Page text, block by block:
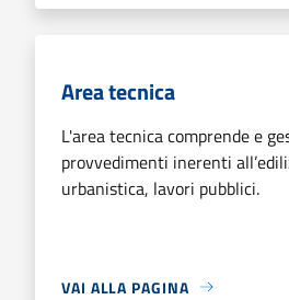
Area tecnica
L'area tecnica comprende e
provvedimenti inerenti
urbanistica, lavori pubblici.
VAI ALLA PAGINA